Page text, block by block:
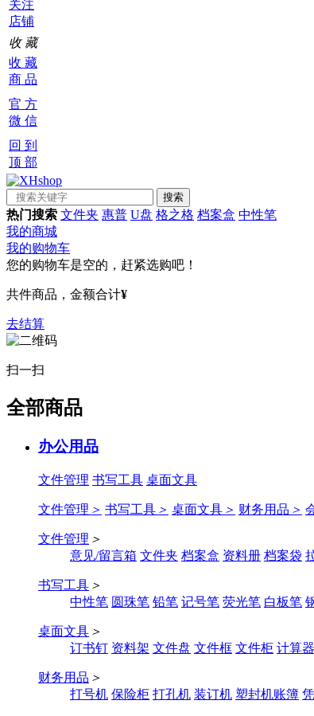
关注
店铺
收 藏
收 藏
商 品
官 方
微 信
回 到
顶 部
热门搜索 文件夹 惠普 U盘 格之格 档案盒 中性笔
我的商城
我的购物车
您的购物车是空的，赶紧选购吧！
共件商品，金额合计¥
去结算
扫一扫
全部商品
办公用品
文件管理 书写工具 桌面文具
文件管理 ＞ 书写工具 ＞ 桌面文具 ＞ 财务用品 ＞
文件管理 ＞
意见/留言箱 文件夹 档案盒 资料册 档案袋
书写工具 ＞
中性笔 圆珠笔 铅笔 记号笔 荧光笔 白板笔
桌面文具 ＞
订书钉 资料架 文件盘 文件框 文件柜 计算器
财务用品 ＞
打号机 保险柜 打孔机 装订机 塑封机账簿